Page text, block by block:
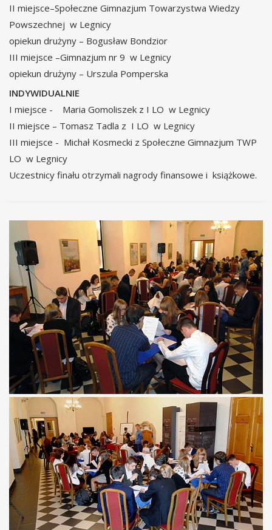
II miejsce–Społeczne Gimnazjum Towarzystwa Wiedzy
Powszechnej w Legnicy
opiekun drużyny – Bogusław Bondzior
III miejsce –Gimnazjum nr 9 w Legnicy
opiekun drużyny – Urszula Pomperska
INDYWIDUALNIE
I miejsce - Maria Gomoliszek z I LO w Legnicy
II miejsce – Tomasz Tadla z I LO w Legnicy
III miejsce - Michał Kosmecki z Społeczne Gimnazjum TWP
LO w Legnicy
Uczestnicy finału otrzymali nagrody finansowe i książkowe.